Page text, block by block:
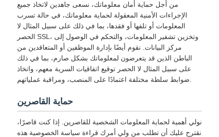
من أجل حماية أمان معلوماتك، نسعى جاهدين لاتخاذ جميع
الإجراءات الأمنية المعقولة لحماية معلوماتك، في حالة تسرب
المعلومات أو تلفها أو فقدها، بما في ذلك على سبيل المثال لا
الحصر SSL، وتخزين تشفير المعلومات، والتحكم في الوصول إلى
مركز البيانات. نقوم أيضًا بإدارة الموظفين أو المتعاقدين من
الباطن الذين قد يتعرضون لمعلوماتك بشكل صارم، بما في ذلك
على سبيل المثال لا الحصر توقيع اتفاقيات السرية معهم، واتخاذ
حماية القاصرين
نولي أهمية لحماية المعلومات الشخصية للقاصرين. إذا كنت قاصرًا،
نقترح عليك أن تطلب من ولي أمرك قراءة سياسة الخصوصية هذه